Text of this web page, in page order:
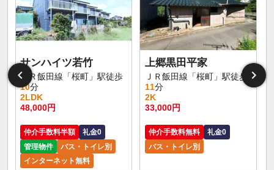
サンハイツ若竹
ＪＲ飯田線「桜町」駅徒歩
10分
2LDK
48,000円
仲介手数料半額
礼金0
管理物件
バス・トイレ別
インターネット無料
上郷黒田平家
ＪＲ飯田線「桜町」駅徒歩
11分
2K
33,000円
仲介手数料無料
礼金0
バス・トイレ別